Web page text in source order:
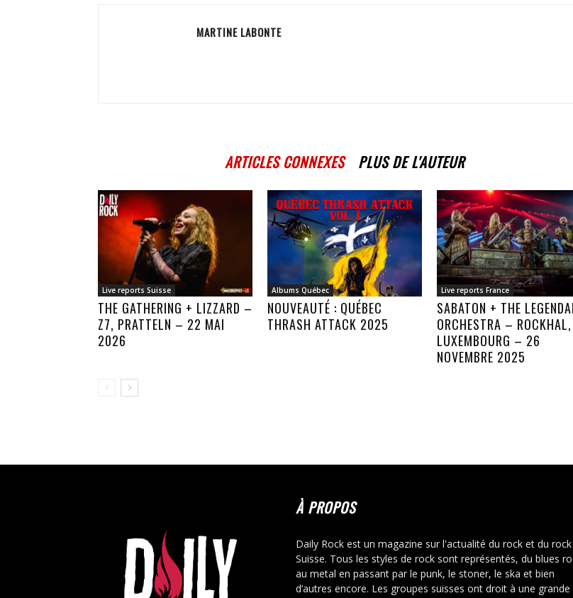
MARTINE LABONTE
ARTICLES CONNEXES PLUS DE L'AUTEUR
Live reports Suisse
THE GATHERING + LIZZARD –
Z7, PRATTELN – 22 MAI
2026
Albums Québec
NOUVEAUTÉ : QUÉBEC
THRASH ATTACK 2025
Live reports France
SABATON + THE
ORCHESTRA – ROCKHAL,
LUXEMBOURG – 26
NOVEMBRE 2025
À PROPOS
Daily Rock est un magazine sur l'actualité du rock et du
Suisse. Tous les styles de rock sont représentés, du blues
au metal en passant par le punk, le stoner, le ska et bien
d’autres encore. Les groupes suisses ont droit à une grande